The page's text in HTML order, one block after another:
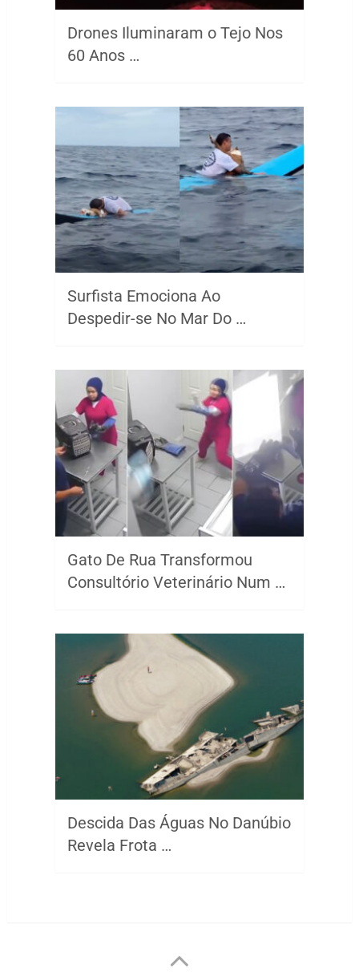
Drones Iluminaram o Tejo Nos
60 Anos …
Surfista Emociona Ao
Despedir-se No Mar Do …
Gato De Rua Transformou
Consultório Veterinário Num …
Descida Das Águas No Danúbio
Revela Frota …